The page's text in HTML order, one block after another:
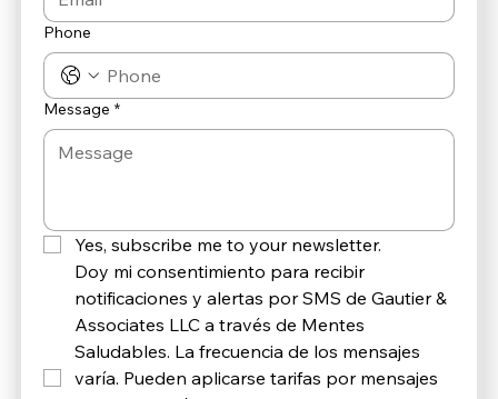
Phone
Message *
Yes, subscribe me to your newsletter.
Doy mi consentimiento para recibir
notificaciones y alertas por SMS de Gautier &
Associates LLC a través de Mentes
Saludables. La frecuencia de los mensajes
varía. Pueden aplicarse tarifas por mensajes